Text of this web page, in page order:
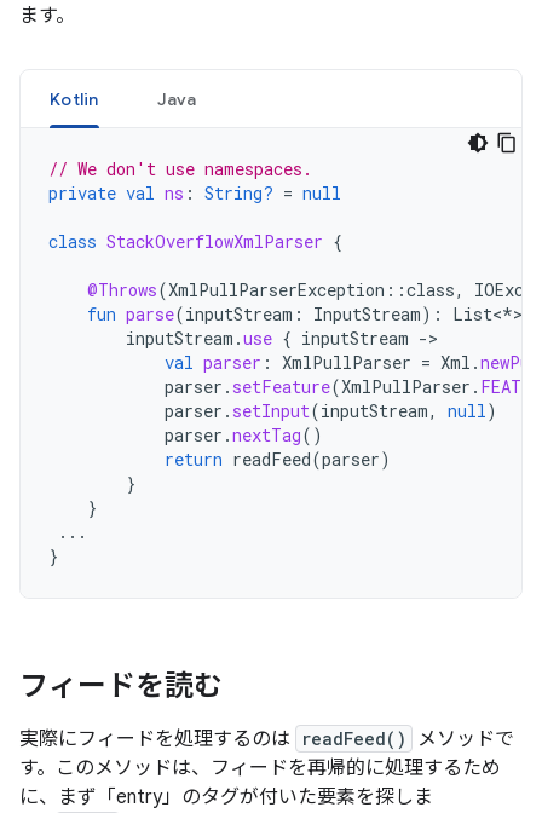
ます。
Kotlin Java
// We don't use namespaces.
private val ns : String? = null
class StackOverflowXmlParser {
@Throws(XmlPullParserException ::class,
fun parse(inputStream : InputStream): List<*>
inputStream .use { inputStream -
val parser : XmlPullParser = Xml .
parser . setFeature(XmlPullParser .
parser . setInput(inputStream, null)
parser .nextTag()
return readFeed(parser)
}
}
...
}
フィードを読む
実際にフィードを処理するのは readFeed()
メソッドで
す。このメソッドは、フィードを再帰的に処理するため
に、まず「entry」のタグが付いた要素を探しま